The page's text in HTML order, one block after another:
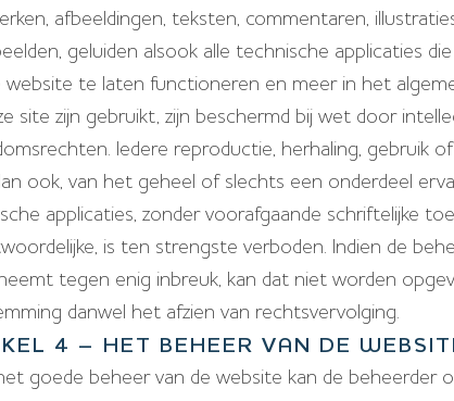
afbeeldingen, teksten, commentaren,
geluiden alsook alle technische applicaties
website te laten functioneren en meer in het
site zijn gebruikt, zijn beschermd bij wet door
Iedere reproductie, herhaling, gebruik
ook, van het geheel of slechts een onderdeel
applicaties, zonder voorafgaande schriftelijke
is ten strengste verboden. Indien de
tegen enig inbreuk, kan dat niet worden
danwel het afzien van rechtsvervolging.
4 – HET BEHEER VAN DE
goede beheer van de website kan de beheerder